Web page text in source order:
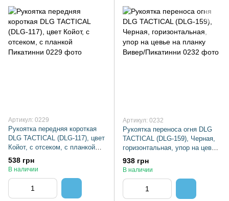
Артикул: 0229
Рукоятка передняя короткая
DLG TACTICAL (DLG-117), цвет
Койот, с отсеком, с планкой
Пикатинни
538 грн
В наличии
Артикул: 0232
Рукоятка переноса огня DLG
TACTICAL (DLG-159), Черная,
горизонтальная, упор на цевье
на планку Вивер/Пикатинни
938 грн
В наличии